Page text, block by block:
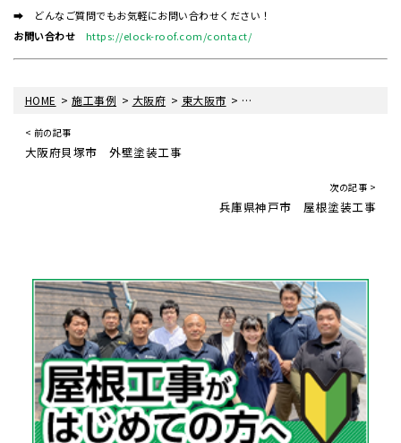
➡ どんなご質問でもお気軽にお問い合わせください！
お問い合わせ
https://elock-roof.com/contact/
HOME >施工事例 > 大阪府 > 東大阪市 > 大阪府東大阪市 屋根塗装工事
< 前の記事
大阪府貝塚市 外壁塗装工事
次の記事 >
兵庫県神戸市 屋根塗装工事